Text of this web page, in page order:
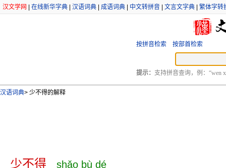
汉文学网 在线新华字典 汉语词典 成语词典 中文转拼音 文言文字典 繁体字转
按拼音检索 按部首检索
提示： 支持拼音查询，例：“wen
汉语词典> 少不得的解释
少不得 shǎo bù dé